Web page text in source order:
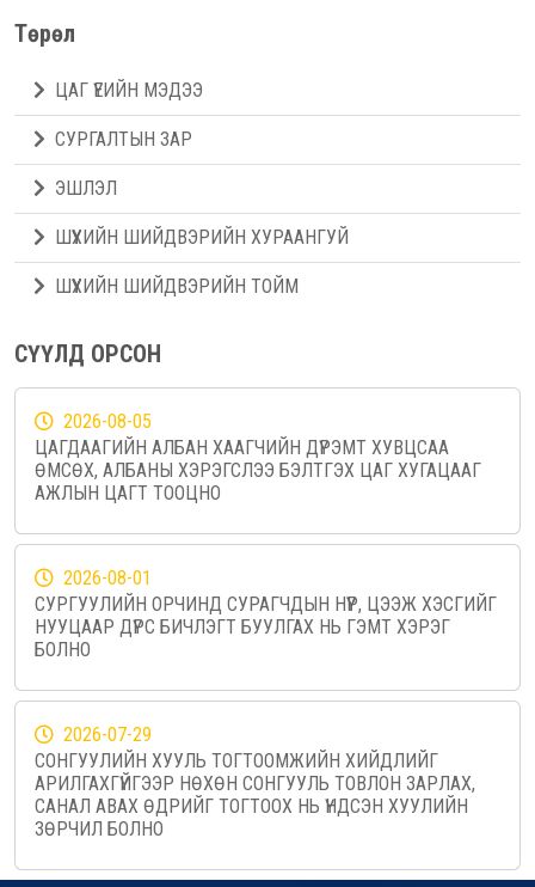
Төрөл
ЦАГ ҮЕИЙН МЭДЭЭ
СУРГАЛТЫН ЗАР
ЭШЛЭЛ
ШҮҮХИЙН ШИЙДВЭРИЙН ХУРААНГУЙ
ШҮҮХИЙН ШИЙДВЭРИЙН ТОЙМ
СҮҮЛД ОРСОН
2026-08-05
ЦАГДААГИЙН АЛБАН ХААГЧИЙН ДҮРЭМТ ХУВЦСАА
ӨМСӨХ, АЛБАНЫ ХЭРЭГСЛЭЭ БЭЛТГЭХ ЦАГ ХУГАЦААГ
АЖЛЫН ЦАГТ ТООЦНО
2026-08-01
СУРГУУЛИЙН ОРЧИНД СУРАГЧДЫН НҮҮР, ЦЭЭЖ ХЭСГИЙГ
НУУЦААР ДҮРС БИЧЛЭГТ БУУЛГАХ НЬ ГЭМТ ХЭРЭГ
БОЛНО
2026-07-29
СОНГУУЛИЙН ХУУЛЬ ТОГТООМЖИЙН ХИЙДЛИЙГ
АРИЛГАХГҮЙГЭЭР НӨХӨН СОНГУУЛЬ ТОВЛОН ЗАРЛАХ,
САНАЛ АВАХ ӨДРИЙГ ТОГТООХ НЬ ҮНДСЭН ХУУЛИЙН
ЗӨРЧИЛ БОЛНО